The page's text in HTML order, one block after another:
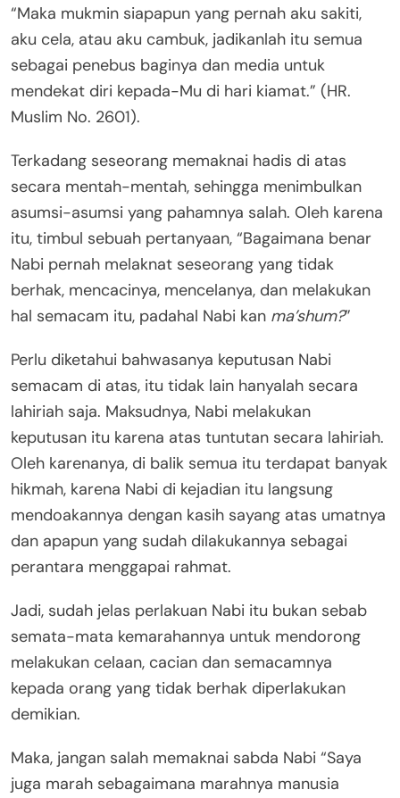
“Maka mukmin siapapun yang pernah aku sakiti,
aku cela, atau aku cambuk, jadikanlah itu semua
sebagai penebus baginya dan media untuk
mendekat diri kepada-Mu di hari kiamat.” (HR.
Muslim No. 2601).
Terkadang seseorang memaknai hadis di atas
secara mentah-mentah, sehingga menimbulkan
asumsi-asumsi yang pahamnya salah. Oleh karena
itu, timbul sebuah pertanyaan, “Bagaimana benar
Nabi pernah melaknat seseorang yang tidak
berhak, mencacinya, mencelanya, dan melakukan
hal semacam itu, padahal Nabi kan ma’shum?”
Perlu diketahui bahwasanya keputusan Nabi
semacam di atas, itu tidak lain hanyalah secara
lahiriah saja. Maksudnya, Nabi melakukan
keputusan itu karena atas tuntutan secara lahiriah.
Oleh karenanya, di balik semua itu terdapat banyak
hikmah, karena Nabi di kejadian itu langsung
mendoakannya dengan kasih sayang atas umatnya
dan apapun yang sudah dilakukannya sebagai
perantara menggapai rahmat.
Jadi, sudah jelas perlakuan Nabi itu bukan sebab
semata-mata kemarahannya untuk mendorong
melakukan celaan, cacian dan semacamnya
kepada orang yang tidak berhak diperlakukan
demikian.
Maka, jangan salah memaknai sabda Nabi “Saya
juga marah sebagaimana marahnya manusia